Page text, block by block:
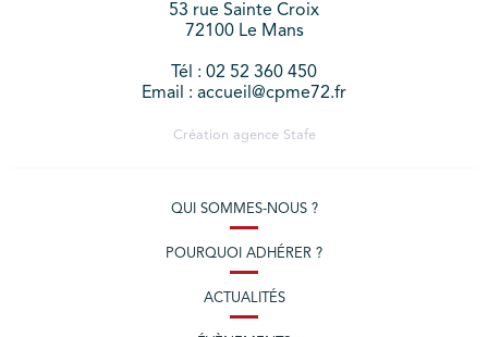
53 rue Sainte Croix
72100 Le Mans
Tél : 02 52 360 450
Email : accueil@cpme72.fr
Création agence Stafe
QUI SOMMES-NOUS ?
POURQUOI ADHÉRER ?
ACTUALITÉS